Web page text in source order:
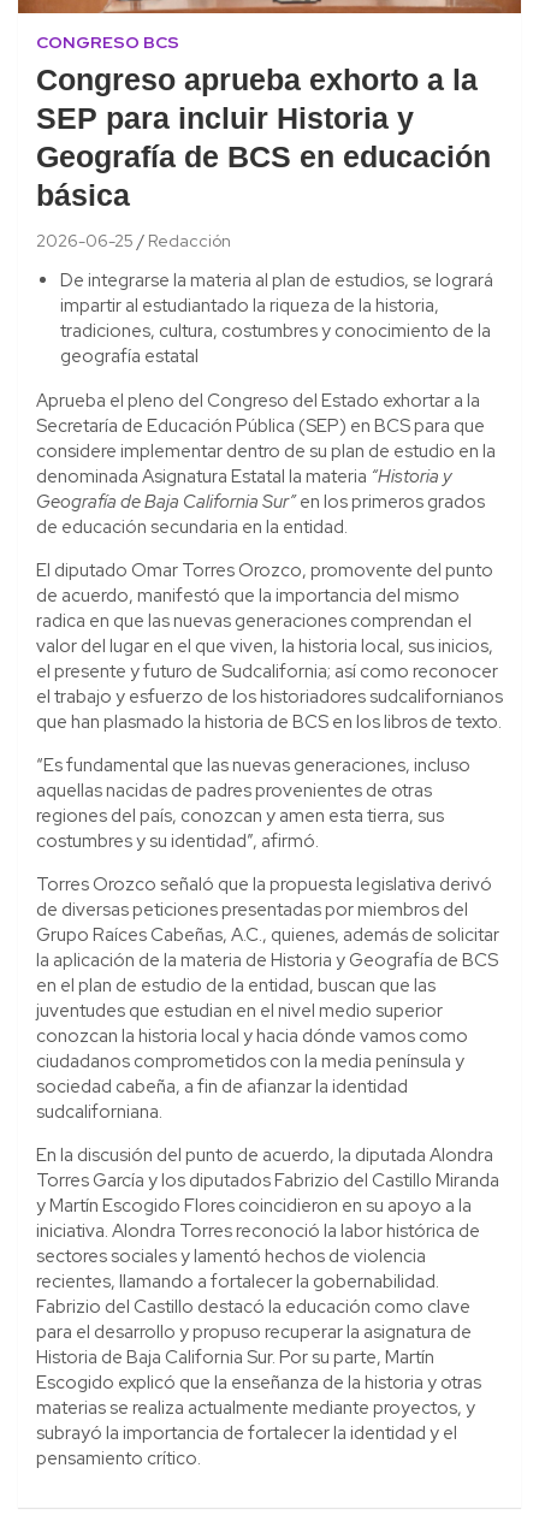
CONGRESO BCS
Congreso aprueba exhorto a la
SEP para incluir Historia y
Geografía de BCS en educación
básica
2026-06-25 Redacción
De integrarse la materia al plan de estudios, se logrará
impartir al estudiantado la riqueza de la historia,
tradiciones, cultura, costumbres y conocimiento de la
geografía estatal
Aprueba el pleno del Congreso del Estado exhortar a la
Secretaría de Educación Pública (SEP) en BCS para que
considere implementar dentro de su plan de estudio en la
denominada Asignatura Estatal la materia “Historia y
Geografía de Baja California Sur”en los primeros grados
de educación secundaria en la entidad.
El diputado Omar Torres Orozco, promovente del punto
de acuerdo, manifestó que la importancia del mismo
radica en que las nuevas generaciones comprendan el
valor del lugar en el que viven, la historia local, sus inicios,
el presente y futuro de Sudcalifornia; así como reconocer
el trabajo y esfuerzo de los historiadores sudcalifornianos
que han plasmado la historia de BCS en los libros de texto.
“Es fundamental que las nuevas generaciones, incluso
aquellas nacidas de padres provenientes de otras
regiones del país, conozcan y amen esta tierra, sus
costumbres y su identidad”, afirmó.
Torres Orozco señaló que la propuesta legislativa derivó
de diversas peticiones presentadas por miembros del
Grupo Raíces Cabeñas, A.C., quienes, además de solicitar
la aplicación de la materia de Historia y Geografía de BCS
en el plan de estudio de la entidad, buscan que las
juventudes que estudian en el nivel medio superior
conozcan la historia local y hacia dónde vamos como
ciudadanos comprometidos con la media península y
sociedad cabeña, a fin de afianzar la identidad
sudcaliforniana.
En la discusión del punto de acuerdo, la diputada Alondra
Torres García y los diputados Fabrizio del Castillo Miranda
y Martín Escogido Flores coincidieron en su apoyo a la
iniciativa. Alondra Torres reconoció la labor histórica de
sectores sociales y lamentó hechos de violencia
recientes, llamando a fortalecer la gobernabilidad.
Fabrizio del Castillo destacó la educación como clave
para el desarrollo y propuso recuperar la asignatura de
Historia de Baja California Sur. Por su parte, Martín
Escogido explicó que la enseñanza de la historia y otras
materias se realiza actualmente mediante proyectos, y
subrayó la importancia de fortalecer la identidad y el
pensamiento crítico.